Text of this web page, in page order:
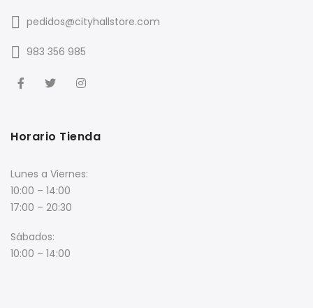
pedidos@cityhallstore.com
983 356 985
Horario Tienda
Lunes a Viernes:
10:00 – 14:00
17:00 – 20:30
Sábados:
10:00 – 14:00